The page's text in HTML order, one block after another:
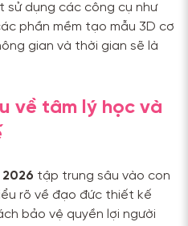
sử dụng các công cụ như
phần mềm tạo mẫu 3D cơ
gian và thời gian sẽ là
về tâm lý học và
2026 tập trung sâu vào con
rõ về đạo đức thiết kế
bảo vệ quyền lợi người